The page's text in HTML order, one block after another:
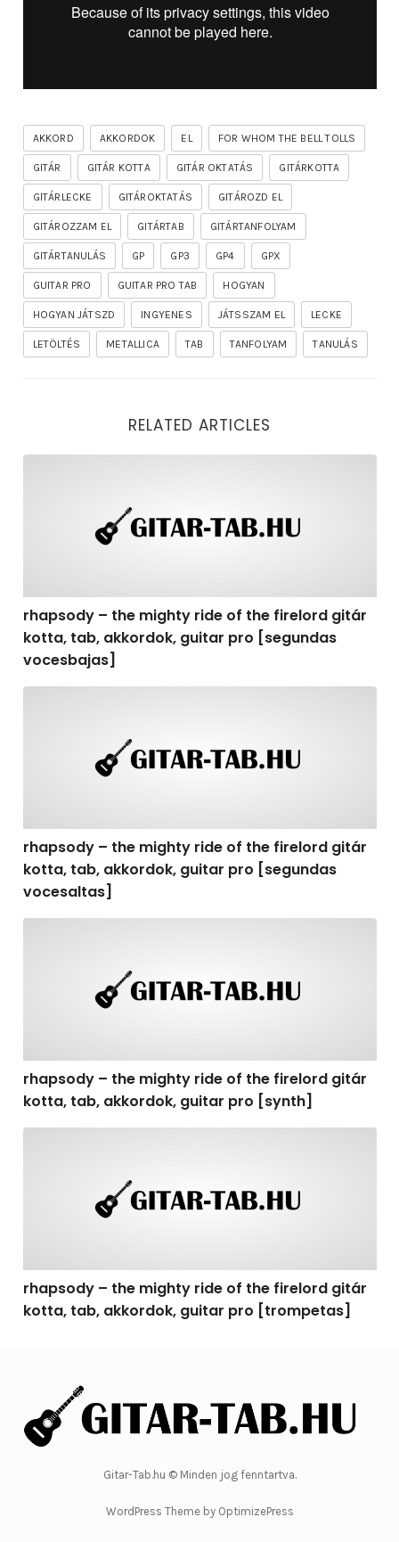
AKKORD AKKORDOK EL FOR WHOM THE BELL TOLLS
GITÁR GITÁR KOTTA GITÁR OKTATÁS GITÁRKOTTA
GITÁRLECKE GITÁROKTATÁS GITÁROZD EL
GITÁROZZAM EL GITÁRTAB GITÁRTANFOLYAM
GITÁRTANULÁS GP GP3 GP4 GPX
GUITAR PRO GUITAR PRO TAB HOGYAN
HOGYAN JÁTSZD INGYENES JÁTSSZAM EL LECKE
LETÖLTÉS METALLICA TAB TANFOLYAM TANULÁS
RELATED ARTICLES
rhapsody – the mighty ride of the firelord gitár
kotta, tab, akkordok, guitar pro [segundas
vocesbajas]
rhapsody – the mighty ride of the firelord gitár
kotta, tab, akkordok, guitar pro [segundas
vocesaltas]
rhapsody – the mighty ride of the firelord gitár
kotta, tab, akkordok, guitar pro [synth]
rhapsody – the mighty ride of the firelord gitár
kotta, tab, akkordok, guitar pro [trompetas]
Gitar-Tab.hu © Minden jog fenntartva.
WordPress Theme by OptimizePress